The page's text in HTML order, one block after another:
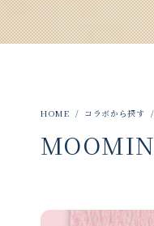
コラボから探す
MOOMIN